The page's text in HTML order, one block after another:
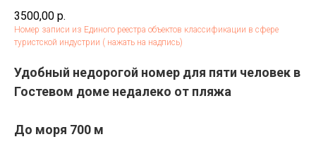
3500,00 р.
Номер записи из Единого реестра объектов классификации в сфере
туристской индустрии ( нажать на надпись)
Удобный недорогой номер для пяти человек в
Гостевом доме недалеко от пляжа
До моря 700 м